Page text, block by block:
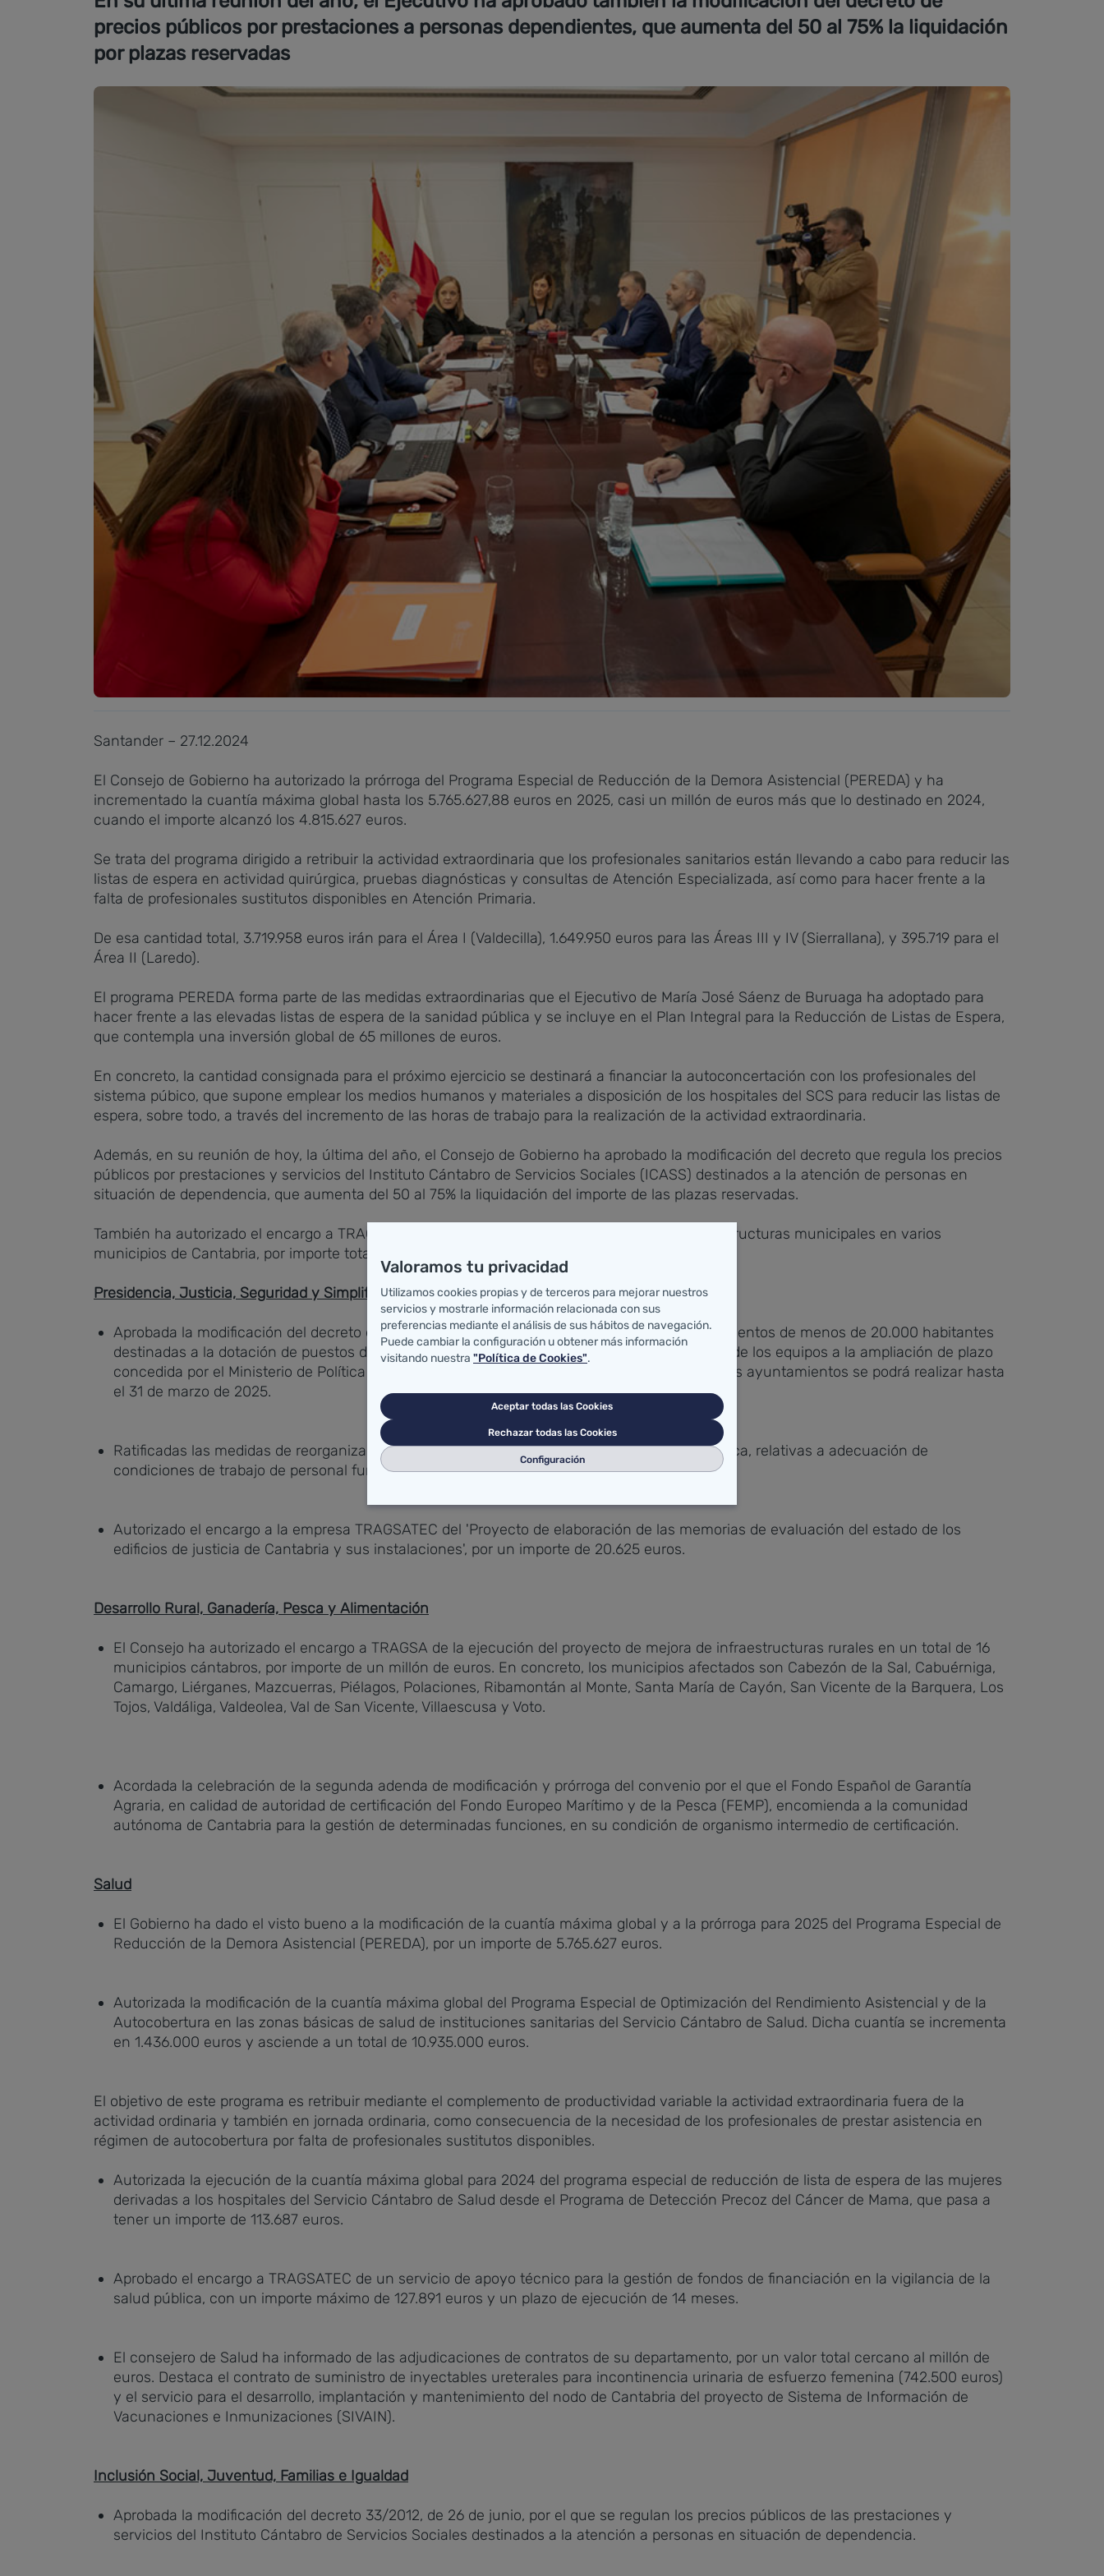
precios públicos por prestaciones a personas dependientes, que aumenta del 50 al 75% la liquidación
por plazas reservadas
Santander – 27.12.2024
El Consejo de Gobierno ha autorizado la prórroga del Programa Especial de Reducción de la Demora Asistencial (PEREDA) y ha
incrementado la cuantía máxima global hasta los 5.765.627,88 euros en 2025, casi un millón de euros más que lo destinado en 2024,
cuando el importe alcanzó los 4.815.627 euros.
Se trata del programa dirigido a retribuir la actividad extraordinaria que los profesionales sanitarios están llevando a cabo para reducir las
listas de espera en actividad quirúrgica, pruebas diagnósticas y consultas de Atención Especializada, así como para hacer frente a la
falta de profesionales sustitutos disponibles en Atención Primaria.
De esa cantidad total, 3.719.958 euros irán para el Área I (Valdecilla), 1.649.950 euros para las Áreas III y IV (Sierrallana), y 395.719 para el
Área II (Laredo).
El programa PEREDA forma parte de las medidas extraordinarias que el Ejecutivo de María José Sáenz de Buruaga ha adoptado para
hacer frente a las elevadas listas de espera de la sanidad pública y se incluye en el Plan Integral para la Reducción de Listas de Espera,
que contempla una inversión global de 65 millones de euros.
En concreto, la cantidad consignada para el próximo ejercicio se destinará a financiar la autoconcertación con los profesionales del
sistema púbico, que supone emplear los medios humanos y materiales a disposición de los hospitales del SCS para reducir las listas de
espera, sobre todo, a través del incremento de las horas de trabajo para la realización de la actividad extraordinaria.
Además, en su reunión de hoy, la última del año, el Consejo de Gobierno ha aprobado la modificación del decreto que regula los precios
públicos por prestaciones y servicios del Instituto Cántabro de Servicios Sociales (ICASS) destinados a la atención de personas en
situación de dependencia, que aumenta del 50 al 75% la liquidación del importe de las plazas reservadas.
También ha autorizado el encargo a TRAGSA de la ejecución del proyecto de mejora de infraestructuras municipales en varios
municipios de Cantabria, por importe total de un millón de euros.
Presidencia, Justicia, Seguridad y Simplificación Administrativa
Aprobada la modificación del decreto de concesión directa de ayudas en especie a ayuntamientos de menos de 20.000 habitantes
destinadas a la dotación de puestos de trabajo inteligentes, con el fin de adecuar la entrega de los equipos a la ampliación de plazo
concedida por el Ministerio de Política Territorial. De esta forma, la entrega de los equipos a los ayuntamientos se podrá realizar hasta
el 31 de marzo de 2025.
Ratificadas las medidas de reorganización negociadas en la Mesa Sectorial de Función Pública, relativas a adecuación de
condiciones de trabajo de personal funcionario.
Autorizado el encargo a la empresa TRAGSATEC del 'Proyecto de elaboración de las memorias de evaluación del estado de los
edificios de justicia de Cantabria y sus instalaciones', por un importe de 20.625 euros.
Desarrollo Rural, Ganadería, Pesca y Alimentación
El Consejo ha autorizado el encargo a TRAGSA de la ejecución del proyecto de mejora de infraestructuras rurales en un total de 16
municipios cántabros, por importe de un millón de euros. En concreto, los municipios afectados son Cabezón de la Sal, Cabuérniga,
Camargo, Liérganes, Mazcuerras, Piélagos, Polaciones, Ribamontán al Monte, Santa María de Cayón, San Vicente de la Barquera, Los
Tojos, Valdáliga, Valdeolea, Val de San Vicente, Villaescusa y Voto.
Acordada la celebración de la segunda adenda de modificación y prórroga del convenio por el que el Fondo Español de Garantía
Agraria, en calidad de autoridad de certificación del Fondo Europeo Marítimo y de la Pesca (FEMP), encomienda a la comunidad
autónoma de Cantabria para la gestión de determinadas funciones, en su condición de organismo intermedio de certificación.
Salud
El Gobierno ha dado el visto bueno a la modificación de la cuantía máxima global y a la prórroga para 2025 del Programa Especial de
Reducción de la Demora Asistencial (PEREDA), por un importe de 5.765.627 euros.
Autorizada la modificación de la cuantía máxima global del Programa Especial de Optimización del Rendimiento Asistencial y de la
Autocobertura en las zonas básicas de salud de instituciones sanitarias del Servicio Cántabro de Salud. Dicha cuantía se incrementa
en 1.436.000 euros y asciende a un total de 10.935.000 euros.
El objetivo de este programa es retribuir mediante el complemento de productividad variable la actividad extraordinaria fuera de la
actividad ordinaria y también en jornada ordinaria, como consecuencia de la necesidad de los profesionales de prestar asistencia en
régimen de autocobertura por falta de profesionales sustitutos disponibles.
Autorizada la ejecución de la cuantía máxima global para 2024 del programa especial de reducción de lista de espera de las mujeres
derivadas a los hospitales del Servicio Cántabro de Salud desde el Programa de Detección Precoz del Cáncer de Mama, que pasa a
tener un importe de 113.687 euros.
Aprobado el encargo a TRAGSATEC de un servicio de apoyo técnico para la gestión de fondos de financiación en la vigilancia de la
salud pública, con un importe máximo de 127.891 euros y un plazo de ejecución de 14 meses.
El consejero de Salud ha informado de las adjudicaciones de contratos de su departamento, por un valor total cercano al millón de
euros. Destaca el contrato de suministro de inyectables ureterales para incontinencia urinaria de esfuerzo femenina (742.500 euros)
y el servicio para el desarrollo, implantación y mantenimiento del nodo de Cantabria del proyecto de Sistema de Información de
Vacunaciones e Inmunizaciones (SIVAIN).
Inclusión Social, Juventud, Familias e Igualdad
Aprobada la modificación del decreto 33/2012, de 26 de junio, por el que se regulan los precios públicos de las prestaciones y
servicios del Instituto Cántabro de Servicios Sociales destinados a la atención a personas en situación de dependencia.
Valoramos tu privacidad
Utilizamos cookies propias y de terceros para mejorar nuestros
servicios y mostrarle información relacionada con sus
preferencias mediante el análisis de sus hábitos de navegación.
Puede cambiar la configuración u obtener más información
visitando nuestra "Política de Cookies".
Aceptar todas las Cookies
Rechazar todas las Cookies
Configuración